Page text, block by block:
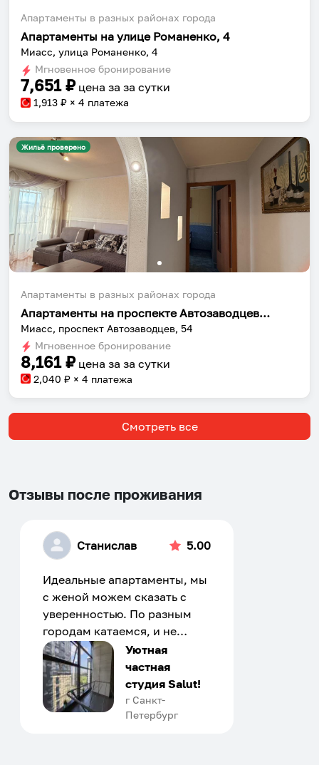
Апартаменты в разных районах города
Апартаменты на улице Романенко, 4
Миасс, улица Романенко, 4
Мгновенное бронирование
7,651₽ цена за за сутки
1,913 ₽ × 4 платежа
Жильё проверено
Апартаменты в разных районах города
Апартаменты на проспекте Автозаводцев 54
Миасс, проспект Автозаводцев, 54
Мгновенное бронирование
8,161₽ цена за за сутки
2,040 ₽ × 4 платежа
Смотреть все
Отзывы после проживания
Станислав 5.00
Идеальные апартаменты, мы
с женой можем сказать с
уверенностью. По разным
городам катаемся, и не
только в России. Сервис на
отличном уровне. Хозяин
апартаментов доброй души
человек, всегда можно
договориться, подскажет
Уютная
частная
студия Salut!
г Санкт-
Петербург